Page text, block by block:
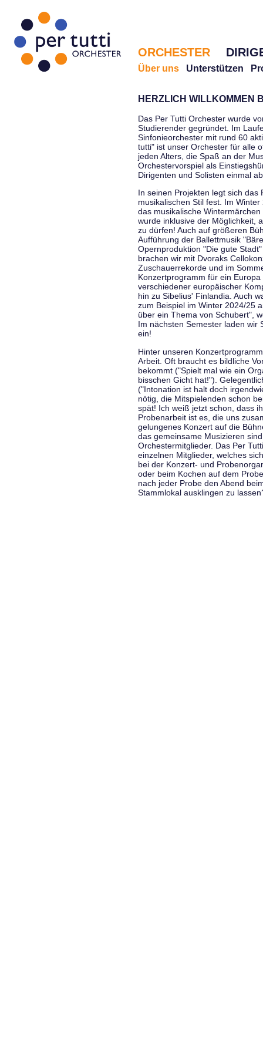
ORCHESTER
Über uns Unterstützen
HERZLICH WILLKOMMEN
Das Per Tutti Orchester wurde
Studierender gegründet. Im
Sinfonieorchester mit rund 60
tutti" ist unser Orchester für alle
jeden Alters, die Spaß an der
Orchestervorspiel als
Dirigenten und Solisten einmal
In seinen Projekten legt sich das
musikalischen Stil fest. Im
das musikalische
wurde inklusive der Möglichkeit,
zu dürfen! Auch auf größeren
Aufführung der Ballettmusik
Opernproduktion "Die gute
brachen wir mit Dvoraks
Zuschauerrekorde und im
Konzertprogramm für ein
verschiedener europäischer
hin zu Sibelius' Finlandia. Auch
zum Beispiel im Winter 2024/25
über ein Thema von Schubert",
Im nächsten Semester laden wir
ein!
Hinter unseren
Arbeit. Oft braucht es bildliche
bekommt ("Spielt mal wie ein
bisschen Gicht hat!").
("Intonation ist halt doch
nötig, die Mitspielenden schon
spät! Ich weiß jetzt schon, dass
Probenarbeit ist es, die uns
gelungenes Konzert auf die
das gemeinsame Musizieren
Orchestermitglieder. Das Per
einzelnen Mitglieder, welches
bei der Konzert- und
oder beim Kochen auf dem
nach jeder Probe den Abend
Stammlokal ausklingen zu